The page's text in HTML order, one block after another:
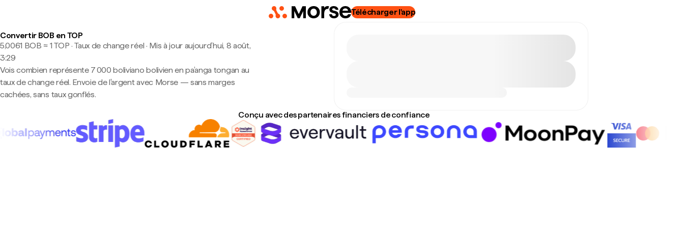
Télécharger l'app
Convertir BOB en TOP
5,0061 BOB ≈ 1 TOP · Taux de change réel · Mis à jour aujourd’hui, 8 août,
3:29
Vois combien représente 7 000 boliviano bolivien en pa’anga tongan au
taux de change réel. Envoie de l'argent avec Morse — sans marges
cachées, sans taux gonflés.
Conçu avec des partenaires financiers de confiance